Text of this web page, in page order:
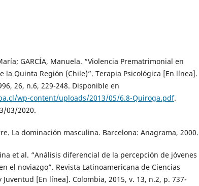
GARCÍA, Manuela. “Violencia Prematrimonial en
la Quinta Región (Chile)”. Terapia Psicológica [En línea].
26, n.6, 229-248. Disponible en
wp-content/uploads/2013/05/6.8-Quiroga.pdf.
03/2020.
La dominación masculina. Barcelona: Anagrama, 2000.
et al. “Análisis diferencial de la percepción de jóvenes
el noviazgo”. Revista Latinoamericana de Ciencias
Juventud [En línea]. Colombia, 2015, v. 13, n.2, p. 737-